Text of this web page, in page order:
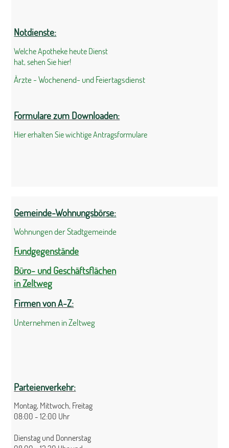
Notdienste:
Welche Apotheke heute Dienst
hat, sehen Sie hier!
Ärzte - Wochenend- und Feiertagsdienst
Formulare zum Downloaden:
Hier erhalten Sie wichtige Antragsformulare
Gemeinde-Wohnungsbörse:
Wohnungen der Stadtgemeinde
Fundgegenstände
Büro- und Geschäftsflächen
in Zeltweg
Firmen von A-Z:
Unternehmen in Zeltweg
Parteienverkehr:
Montag, Mittwoch, Freitag
08:00 - 12:00 Uhr
Dienstag und Donnerstag